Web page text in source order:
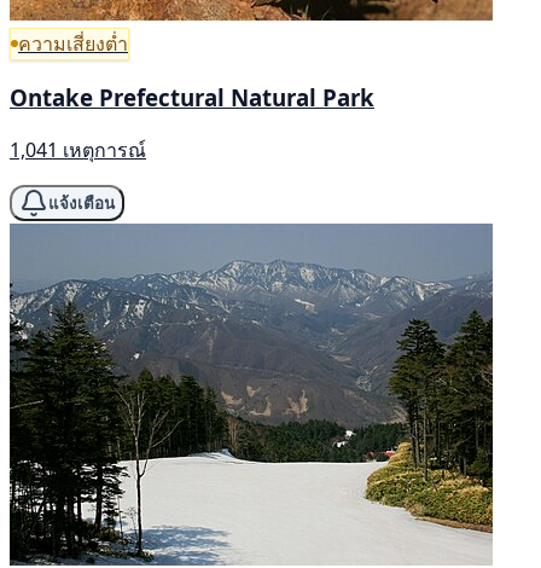
ความเสี่ยงต่ำ
Ontake Prefectural Natural Park
1,041 เหตุการณ์
แจ้งเตือน